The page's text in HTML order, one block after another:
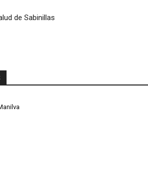
de Sabinillas